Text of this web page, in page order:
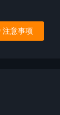
注意事项